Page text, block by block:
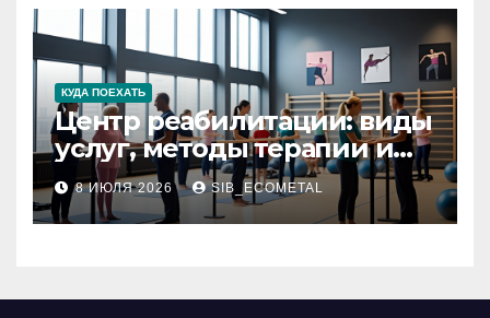
КУДА ПОЕХАТЬ
Центр реабилитации: виды
услуг, методы терапии и
критерии качества
8 ИЮЛЯ 2026 SIB_ECOMETAL